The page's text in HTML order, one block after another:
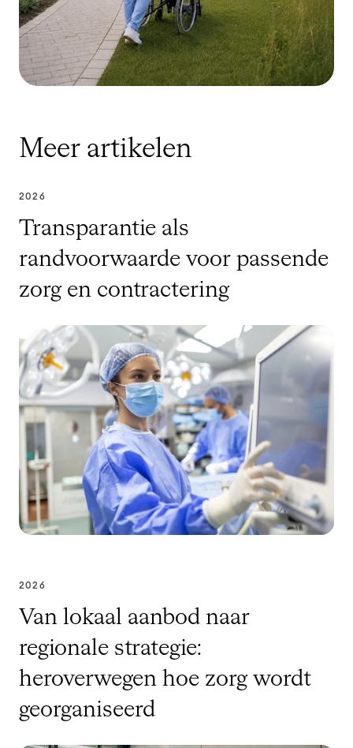
Meer artikelen
2026
Transparantie als
randvoorwaarde voor passende
zorg en contractering
2026
Van lokaal aanbod naar
regionale strategie:
heroverwegen hoe zorg wordt
georganiseerd